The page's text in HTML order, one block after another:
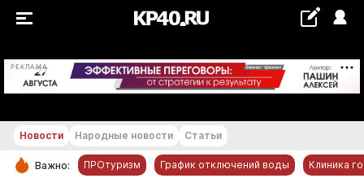
РЕКЛАМА +21...+22 °С
Новости Народные новости Статьи
Важно: ПРОтуризм График отключений воды Клиника